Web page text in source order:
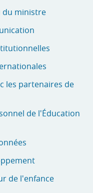
du ministre
les partenaires de
de l'Éducation
de l'enfance